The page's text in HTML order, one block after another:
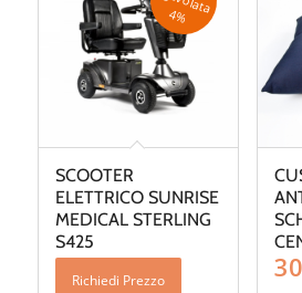
SCOOTER
ELETTRICO SUNRISE
MEDICAL STERLING
S425
Richiedi Prezzo
4
%